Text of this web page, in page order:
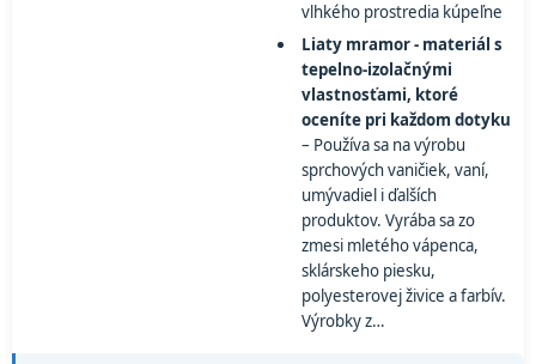
vlhkého prostredia kúpeľne
Liaty mramor - materiál s
tepelno-izolačnými
vlastnosťami, ktoré
oceníte pri každom dotyku
– Používa sa na výrobu
sprchových vaničiek, vaní,
umývadiel i ďalších
produktov. Vyrába sa zo
zmesi mletého vápenca,
sklárskeho piesku,
polyesterovej živice a farbív.
Výrobky z…